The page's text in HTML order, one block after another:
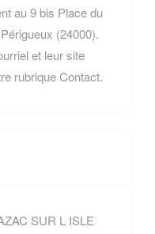
au 9 bis Place du
(24000).
et leur site
rubrique Contact.
SUR L ISLE